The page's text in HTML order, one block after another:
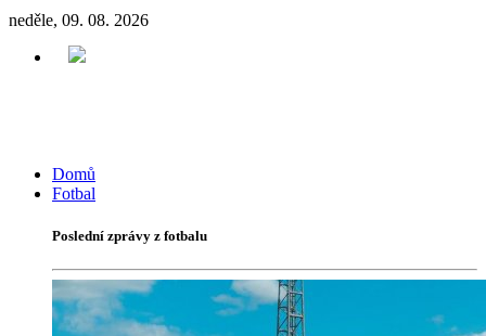
neděle, 09. 08. 2026
Domů
Fotbal
Poslední zprávy z fotbalu